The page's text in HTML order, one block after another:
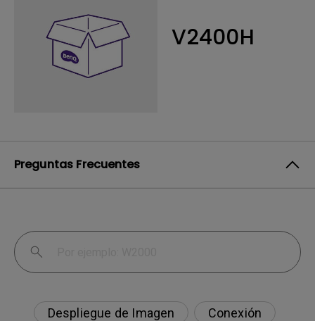
V2400H
Preguntas Frecuentes
Despliegue de Imagen
Conexión